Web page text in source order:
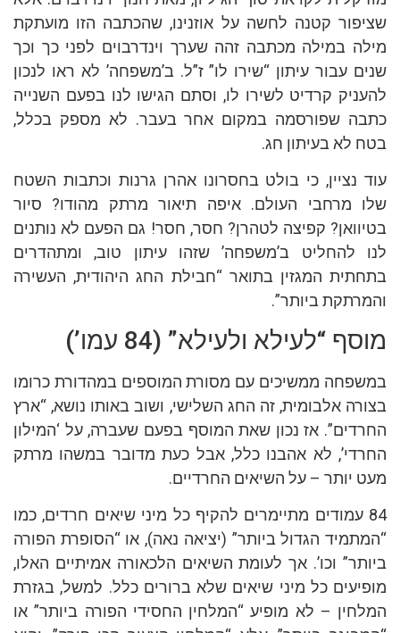
שציפור קטנה לחשה על אוזנינו, שהכתבה הזו מועתקת
מילה במילה מכתבה זהה שערך וינדרבוים לפני כך וכך
שנים עבור עיתון “שירו לו” ז”ל. ב’משפחה’ לא ראו לנכון
להעניק קרדיט לשירו לו, וסתם הגישו לנו בפעם השנייה
כתבה שפורסמה במקום אחר בעבר. לא מספק בכלל,
בטח לא בעיתון חג.
עוד נציין, כי בולט בחסרונו אהרן גרנות וכתבות השטח
שלו מרחבי העולם. איפה תיאור מרתק מהודו? סיור
בטיוואן? קפיצה לטהרן? חסר, חסר! גם הפעם לא נותנים
לנו להחליט ב’משפחה’ שזהו עיתון טוב, ומתהדרים
בתחתית המגזין בתואר “חבילת החג היהודית, העשירה
והמרתקת ביותר”.
מוסף “לעילא ולעילא” (84 עמו’)
במשפחה ממשיכים עם מסורת המוספים במהדורת כרומו
בצורה אלבומית, זה החג השלישי, ושוב באותו נושא, “ארץ
החרדים”. אז נכון שאת המוסף בפעם שעברה, על ‘המילון
החרדי’, לא אהבנו כלל, אבל כעת מדובר במשהו מרתק
מעט יותר – על השיאים החרדיים.
84 עמודים מתיימרים להקיף כל מיני שיאים חרדים, כמו
“המתמיד הגדול ביותר” (יציאה נאה), או “הסופרת הפורה
ביותר” וכו’. אך לעומת השיאים הלכאורה אמיתיים האלו,
מופיעים כל מיני שיאים שלא ברורים כלל. למשל, בגזרת
המלחין – לא מופיע “המלחין החסידי הפורה ביותר” או